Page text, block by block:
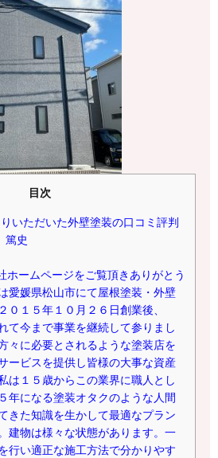
目次
いただいた外壁塗装の口コミ評判
史
ホームページをご覧頂きありがとう
愛媛県松山市にて屋根塗装・外壁
０１５年１０月２６日創業後、
て今まで事業を継続して参りまし
々に必要とされるような塗装店を
ービスを提供し皆様の大事な資産
は１５歳からこの業界に職人とし
年になる塗装オタクのような人間
きた知識を生かして最適なプラン
建物は様々な状態があります。一
行い適正な施工方法で分かりやす